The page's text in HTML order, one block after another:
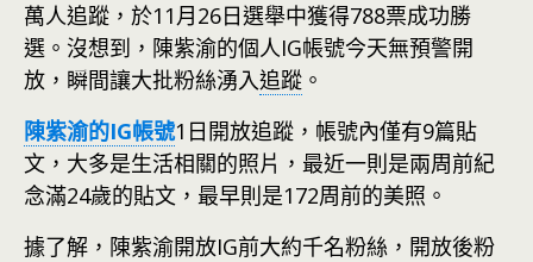
萬人追蹤，於11月26日選舉中獲得788票成功勝
選。沒想到，陳紫渝的個人IG帳號今天無預警開
放，瞬間讓大批粉絲湧入追蹤 。
陳紫渝的IG帳號1日開放追蹤，帳號內僅有9篇貼
文，大多是生活相關的照片，最近一則是兩周前紀
念滿24歲的貼文，最早則是172周前的美照。
據了解，陳紫渝開放IG前大約千名粉絲，開放後粉